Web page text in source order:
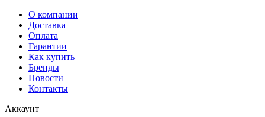
О компании
Доставка
Оплата
Гарантии
Как купить
Бренды
Новости
Контакты
Аккаунт